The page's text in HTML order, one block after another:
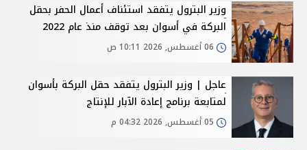
وزير البترول يتفقد استئناف أعمال الحفر بحقل
البركة في أسوان بعد توقف منذ عام 2022
عاجل | وزير البترول يتفقد حقل البركة بأسوان
لمتابعة برنامج إعادة الآبار للإنتاج